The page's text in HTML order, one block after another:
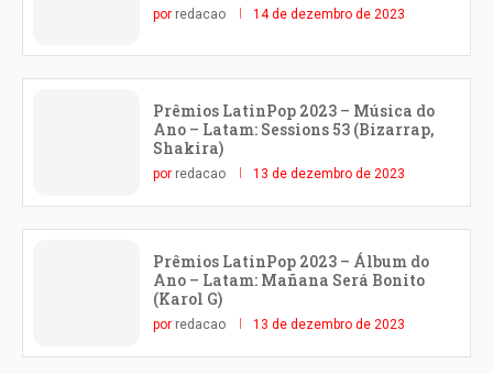
por redacao 14 de dezembro de 2023
Prêmios LatinPop 2023 – Música do
Ano – Latam: Sessions 53 (Bizarrap,
Shakira)
por redacao 13 de dezembro de 2023
Prêmios LatinPop 2023 – Álbum do
Ano – Latam: Mañana Será Bonito
(Karol G)
por redacao 13 de dezembro de 2023